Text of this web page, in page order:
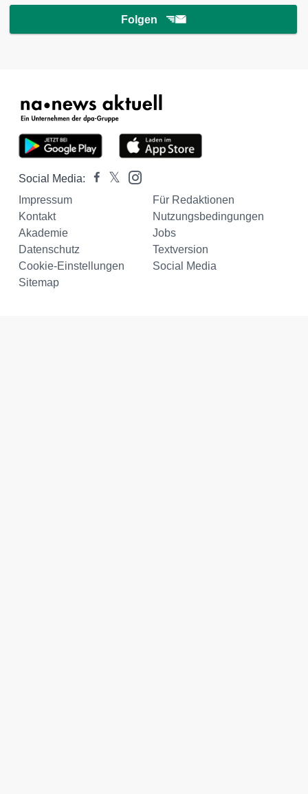
Folgen
Social Media:
Impressum
Für Redaktionen
Kontakt
Nutzungsbedingungen
Akademie
Jobs
Datenschutz
Textversion
Cookie-Einstellungen
Social Media
Sitemap